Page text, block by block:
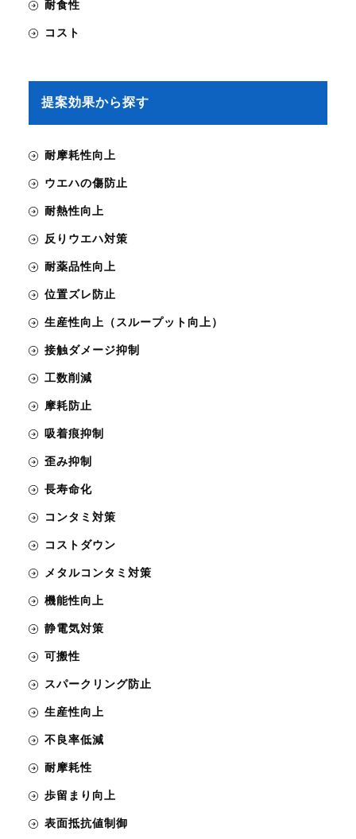
耐食性
コスト
提案効果から探す
耐摩耗性向上
ウエハの傷防止
耐熱性向上
反りウエハ対策
耐薬品性向上
位置ズレ防止
生産性向上（スループット向上）
接触ダメージ抑制
工数削減
摩耗防止
吸着痕抑制
歪み抑制
長寿命化
コンタミ対策
コストダウン
メタルコンタミ対策
機能性向上
静電気対策
可搬性
スパークリング防止
生産性向上
不良率低減
耐摩耗性
歩留まり向上
表面抵抗値制御